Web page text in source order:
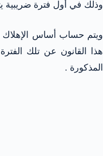
وذلك في أول فترة ضريبية
المذكورة .